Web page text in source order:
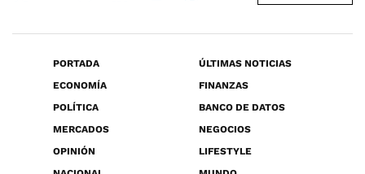
PORTADA
ÚLTIMAS NOTICIAS
ECONOMÍA
FINANZAS
POLÍTICA
BANCO DE DATOS
MERCADOS
NEGOCIOS
OPINIÓN
LIFESTYLE